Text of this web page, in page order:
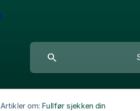
Artikler om: Fullfør sjekken din